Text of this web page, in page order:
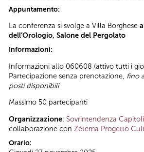
Appuntamento:
La conferenza si svolge a Villa Borghese
dell’Orologio, Salone del Pergolato
Informazioni:
Informazioni allo 060608 (attivo tutti i
Partecipazione senza prenotazione, fino
posti disponibili
Massimo 50 partecipanti
Organizzazione: Sovrintendenza
collaborazione con Zètema Progetto
Orario: